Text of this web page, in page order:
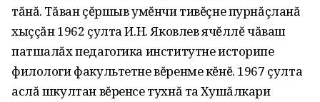
тăнă. Тăван çĕршыв умĕнчи тивĕçне пурнăçланă
хыççăн 1962 çулта И.Н. Яковлев ячĕллĕ чăваш
патшалăх педагогика институтне историпе
филологи факультетне вĕренме кĕнĕ. 1967 çулта
аслă шкултан вĕренсе тухнă та Хушăлкари